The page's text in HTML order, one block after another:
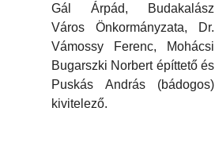
Gál Árpád, Budakalász
Város Önkormányzata, Dr.
Vámossy Ferenc, Mohácsi
Bugarszki Norbert építtető és
Puskás András (bádogos)
kivitelező.